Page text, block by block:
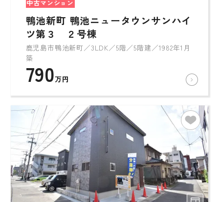
中古マンション
鴨池新町 鴨池ニュータウンサンハイ
ツ第３ ２号棟
鹿児島市鴨池新町／3LDK／5階／5階建／1982年1月
築
790万円